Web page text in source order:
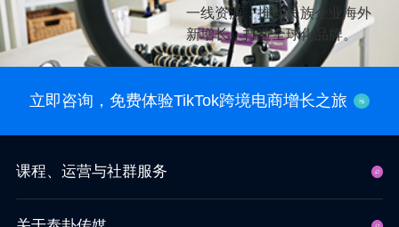
一线资源，推动民族企业海外
新增长，打造全球化品牌。
立即咨询，免费体验TikTok跨境电商增长之旅
课程、运营与社群服务